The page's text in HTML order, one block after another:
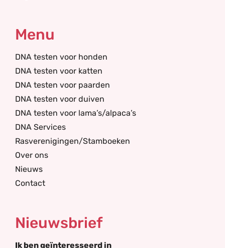
Menu
DNA testen voor honden
DNA testen voor katten
DNA testen voor paarden
DNA testen voor duiven
DNA testen voor lama’s/alpaca’s
DNA Services
Rasverenigingen/Stamboeken
Over ons
Nieuws
Contact
Nieuwsbrief
Ik ben geïnteresseerd in